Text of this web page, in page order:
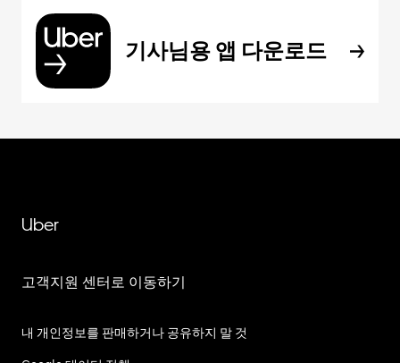
기사님용 앱 다운로드
Uber
고객지원 센터로 이동하기
내 개인정보를 판매하거나 공유하지 말 것